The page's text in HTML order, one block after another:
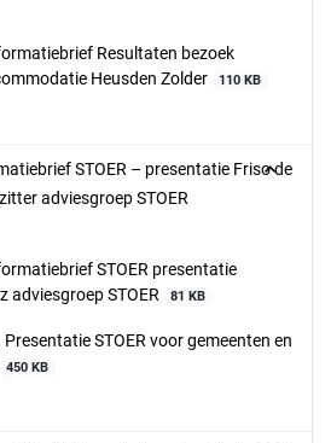
Resultaten bezoek
Heusden Zolder
110 KB
STOER – presentatie Friso de
adviesgroep STOER
STOER presentatie
adviesgroep STOER
81 KB
Presentatie STOER voor gemeenten en
450 KB